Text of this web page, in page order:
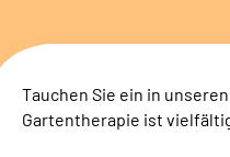
Zuweisende &
Tauchen Sie ein in
Gartentherapie ist